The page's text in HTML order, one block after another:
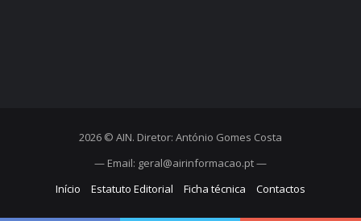
2026 © AIN. Diretor: António Gomes Costa
— Email: geral@airinformacao.pt —
Início
Estatuto Editorial Ficha técnica Contactos